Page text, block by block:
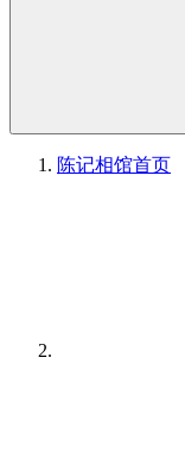
陈记相馆首页